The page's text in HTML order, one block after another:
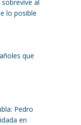
al
lo posible
que
Pedro
en